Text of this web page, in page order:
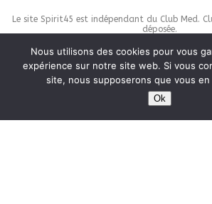
Le site Spirit45 est indépendant du Club Med.
déposée.
This site is protected bywp-
Nous utilisons des cookies pour vous
expérience sur notre site web. Si vous
site, nous supposerons que vous
Ok